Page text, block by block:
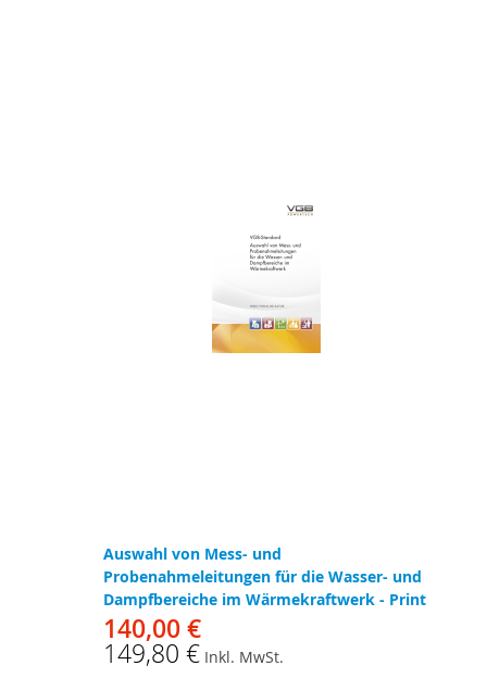
Auswahl von Mess- und
Probenahmeleitungen für die Wasser- und
Dampfbereiche im Wärmekraftwerk - Print
140,00 €
149,80 € Inkl. MwSt.